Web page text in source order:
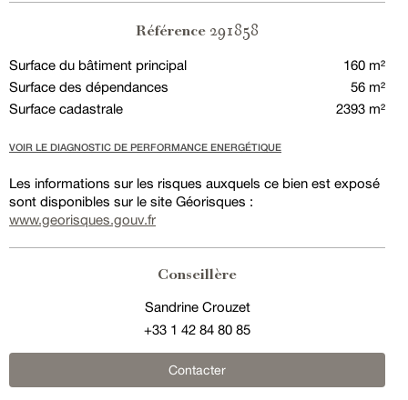
Référence 291858
Surface du bâtiment principal
160 m²
Surface des dépendances
56 m²
Surface cadastrale
2393 m²
VOIR LE DIAGNOSTIC DE PERFORMANCE ENERGÉTIQUE
Les informations sur les risques auxquels ce bien est exposé
sont disponibles sur le site Géorisques :
www.georisques.gouv.fr
Conseillère
Sandrine Crouzet
+33 1 42 84 80 85
Contacter